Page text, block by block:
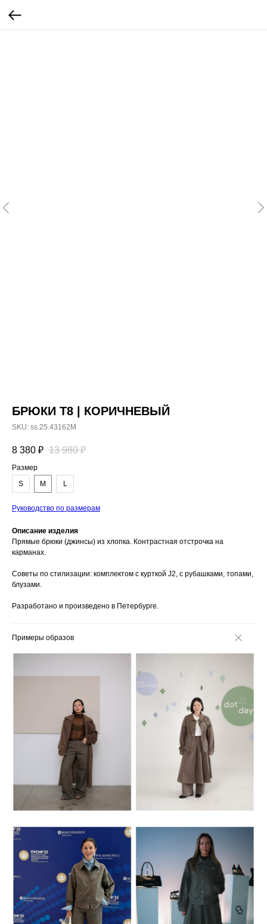
БРЮКИ T8 | КОРИЧНЕВЫЙ
SKU: ss.25.43162M
8 380 ₽ 13 980 ₽
Размер
S
M L
Руководство по размерам
Описание изделия
Прямые брюки (джинсы) из хлопка. Контрастная отстрочка на
карманах.
Советы по стилизации: комплектом с курткой J2, с рубашками, топами,
блузами.
Разработано и произведено в Петербурге.
Примеры образов